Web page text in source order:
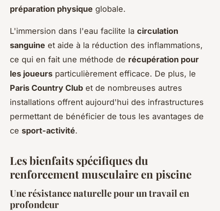
préparation physique globale.
L'immersion dans l'eau facilite la circulation
sanguine et aide à la réduction des inflammations,
ce qui en fait une méthode de récupération pour
les joueurs particulièrement efficace. De plus, le
Paris Country Club et de nombreuses autres
installations offrent aujourd'hui des infrastructures
permettant de bénéficier de tous les avantages de
ce sport-activité.
Les bienfaits spécifiques du
renforcement musculaire en piscine
Une résistance naturelle pour un travail en
profondeur